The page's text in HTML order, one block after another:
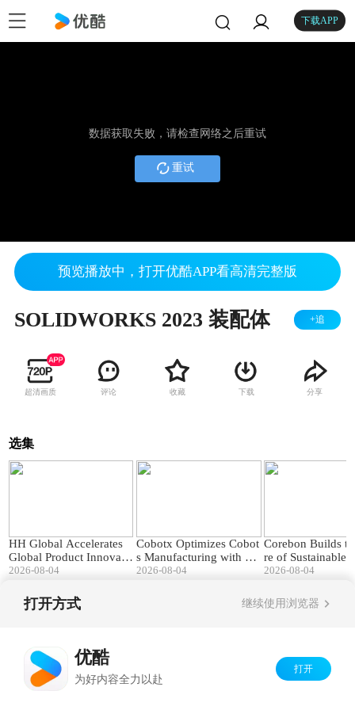
下载APP
数据获取失败，请检查网络之后重试
重试
预览播放中，打开优酷APP看高清完整版
SOLIDWORKS 2023 装配体 +追
超清画质 评论 收藏 下载 分享
选集
HH Global Accelerates
Global Product Innovati
on with SOLIDWORKS
2026-08-04
Cobotx Optimizes Cobot
s Manufacturing with SO
LIDWORKS & PDM
2026-08-04
Corebon Builds
re of Sustainable
cturing with
2026-08-04
打开方式 继续使用浏览器
优酷
为好内容全力以赴
打开